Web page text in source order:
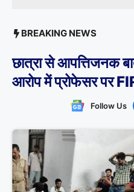
BREAKING NEWS
छात्रा से आपत्तिजनक
आरोप में प्रोफेसर पर
Follow Us